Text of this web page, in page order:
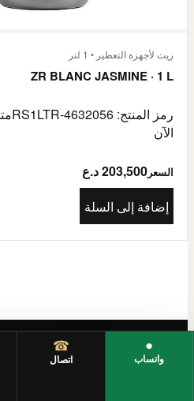
●
واتساب
☎
اتصال
زيت لأجهزة التعطير • 1 لتر
ZR BLANC JASMINE · 1 L
رمز المنتج: RS1LTR-4632056
الآن
السعر 203,500 د.ع
إضافة إلى السلة